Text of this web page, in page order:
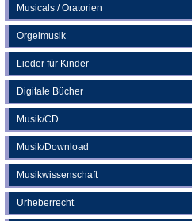
Musicals / Oratorien
Orgelmusik
Lieder für Kinder
Digitale Bücher
Musik/CD
Musik/Download
Musikwissenschaft
Urheberrecht